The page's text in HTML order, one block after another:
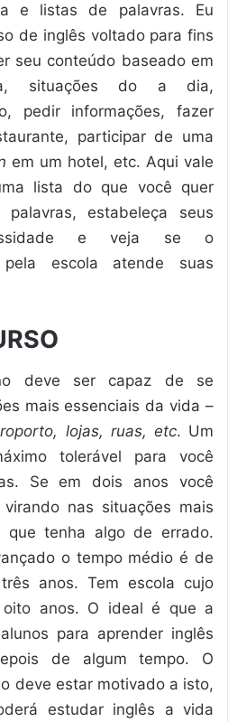
e listas de palavras. Eu
de inglês voltado para fins
seu conteúdo baseado em
situações do a dia,
pedir informações, fazer
participar de uma
em um hotel, etc. Aqui vale
lista do que você quer
estabeleça seus
e veja se o
pela escola atende suas
deve ser capaz de se
mais essenciais da vida –
lojas, ruas, etc. Um
tolerável para você
Se em dois anos você
nas situações mais
que tenha algo de errado.
o tempo médio é de
anos. Tem escola cujo
oito anos. O ideal é que a
para aprender inglês
de algum tempo. O
deve estar motivado a isto,
estudar inglês a vida